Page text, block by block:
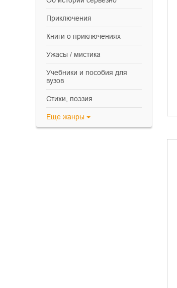
приключения
книги о приключениях
ужасы / мистика
учебники и пособия для
вузов
cтихи, поэзия
Еще жанры